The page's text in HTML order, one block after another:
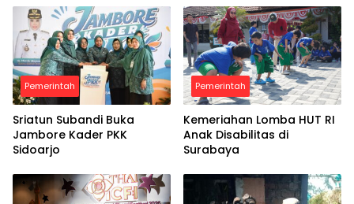
Pemerintah
Sriatun Subandi Buka
Jambore Kader PKK
Sidoarjo
Pemerintah
Kemeriahan Lomba HUT RI
Anak Disabilitas di
Surabaya